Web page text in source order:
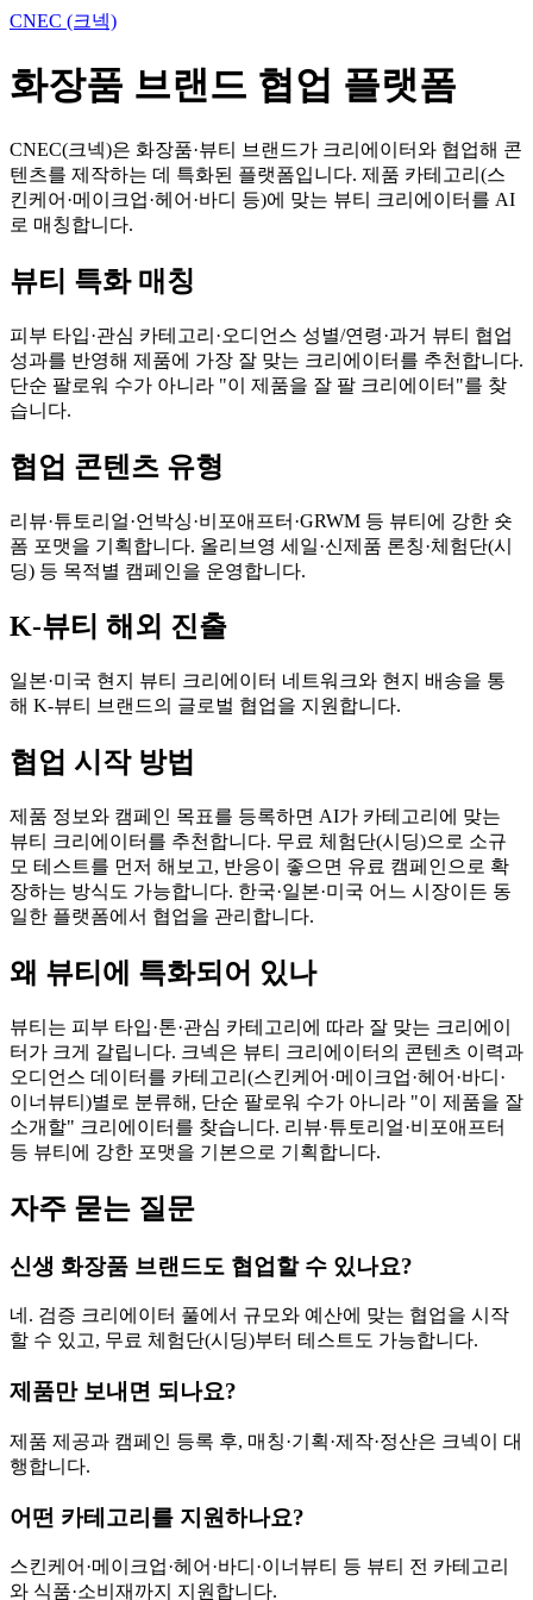
CNEC (크넥)
화장품 브랜드 협업 플랫폼
CNEC(크넥)은 화장품·뷰티 브랜드가 크리에이터와 협업해 콘
텐츠를 제작하는 데 특화된 플랫폼입니다. 제품 카테고리(스
킨케어·메이크업·헤어·바디 등)에 맞는 뷰티 크리에이터를 AI
로 매칭합니다.
뷰티 특화 매칭
피부 타입·관심 카테고리·오디언스 성별/연령·과거 뷰티 협업
성과를 반영해 제품에 가장 잘 맞는 크리에이터를 추천합니다.
단순 팔로워 수가 아니라 "이 제품을 잘 팔 크리에이터"를 찾
습니다.
협업 콘텐츠 유형
리뷰·튜토리얼·언박싱·비포애프터·GRWM 등 뷰티에 강한 숏
폼 포맷을 기획합니다. 올리브영 세일·신제품 론칭·체험단(시
딩) 등 목적별 캠페인을 운영합니다.
K-뷰티 해외 진출
일본·미국 현지 뷰티 크리에이터 네트워크와 현지 배송을 통
해 K-뷰티 브랜드의 글로벌 협업을 지원합니다.
협업 시작 방법
제품 정보와 캠페인 목표를 등록하면 AI가 카테고리에 맞는
뷰티 크리에이터를 추천합니다. 무료 체험단(시딩)으로 소규
모 테스트를 먼저 해보고, 반응이 좋으면 유료 캠페인으로 확
장하는 방식도 가능합니다. 한국·일본·미국 어느 시장이든 동
일한 플랫폼에서 협업을 관리합니다.
왜 뷰티에 특화되어 있나
뷰티는 피부 타입·톤·관심 카테고리에 따라 잘 맞는 크리에이
터가 크게 갈립니다. 크넥은 뷰티 크리에이터의 콘텐츠 이력과
오디언스 데이터를 카테고리(스킨케어·메이크업·헤어·바디·
이너뷰티)별로 분류해, 단순 팔로워 수가 아니라 "이 제품을 잘
소개할" 크리에이터를 찾습니다. 리뷰·튜토리얼·비포애프터
등 뷰티에 강한 포맷을 기본으로 기획합니다.
자주 묻는 질문
신생 화장품 브랜드도 협업할 수 있나요?
네. 검증 크리에이터 풀에서 규모와 예산에 맞는 협업을 시작
할 수 있고, 무료 체험단(시딩)부터 테스트도 가능합니다.
제품만 보내면 되나요?
제품 제공과 캠페인 등록 후, 매칭·기획·제작·정산은 크넥이 대
행합니다.
어떤 카테고리를 지원하나요?
스킨케어·메이크업·헤어·바디·이너뷰티 등 뷰티 전 카테고리
와 식품·소비재까지 지원합니다.